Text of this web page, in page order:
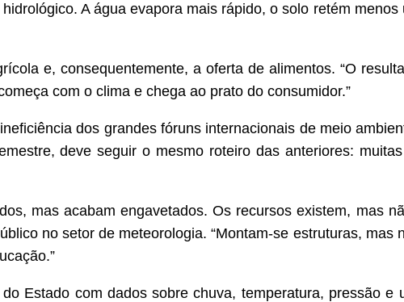
A água evapora mais rápido, o solo retém menos
e, consequentemente, a oferta de alimentos. “O
com o clima e chega ao prato do consumidor.”
dos grandes fóruns internacionais de meio
deve seguir o mesmo roteiro das anteriores:
mas acabam engavetados. Os recursos existem, mas
no setor de meteorologia. “Montam-se estruturas, mas
Estado com dados sobre chuva, temperatura, pressão e